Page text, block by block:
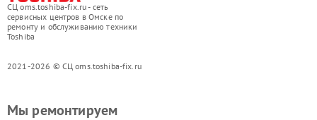
СЦ oms.toshiba-fix.ru - сеть
сервисных центров в Омске по
ремонту и обслуживанию техники
Toshiba
2021-2026 © СЦ oms.toshiba-fix.ru
Мы ремонтируем